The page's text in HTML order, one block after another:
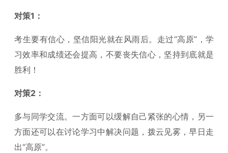
对策1：
考生要有信心，坚信阳光就在风雨后。走过“高原”，学
习效率和成绩还会提高，不要丧失信心，坚持到底就是
胜利！
对策2：
多与同学交流。一方面可以缓解自己紧张的心情，另一
方面还可以在讨论学习中解决问题，拨云见雾，早日走
出“高原”。